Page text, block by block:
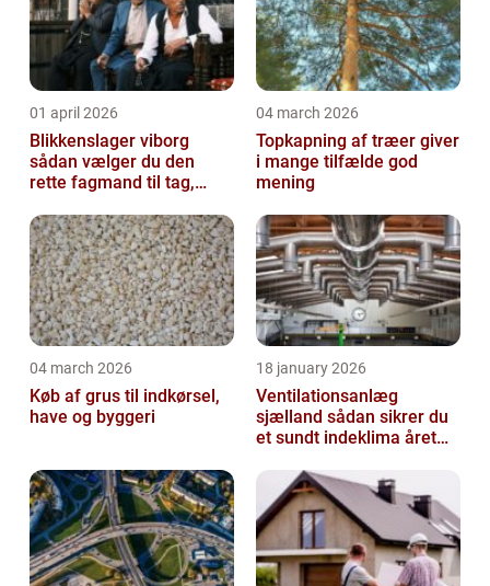
01 april 2026
Blikkenslager viborg
sådan vælger du den
rette fagmand til tag,
04 march 2026
Topkapning af træer giver
i mange tilfælde god
mening
04 march 2026
Køb af grus til indkørsel,
have og byggeri
18 january 2026
Ventilationsanlæg
sjælland sådan sikrer du
et sundt indeklima året